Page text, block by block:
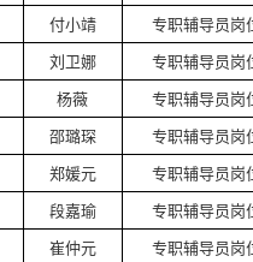
付小靖
专职辅导员岗
刘卫娜
专职辅导员岗
杨薇
专职辅导员岗
邵璐琛
专职辅导员岗
郑媛元
专职辅导员岗
段嘉瑜
专职辅导员岗
崔仲元 专职辅导员岗